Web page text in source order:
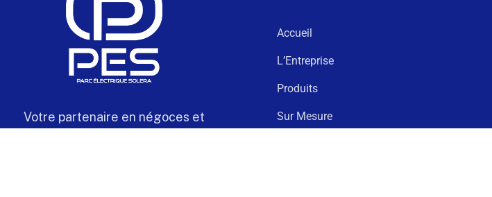
Votre partenaire en négoces et
Accueil
L’Entreprise
Produits
Sur Mesure